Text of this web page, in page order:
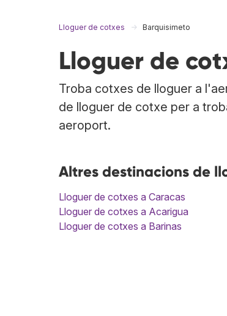
Lloguer de cotxes Barquisimeto
Lloguer de
Troba cotxes de lloguer a
de lloguer de cotxe per a
aeroport.
Altres destinacions de
Lloguer de cotxes a Caracas
Lloguer de cotxes a Acarigua
Lloguer de cotxes a Barinas